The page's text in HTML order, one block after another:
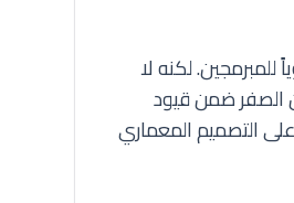
لكنه لا
الصفر ضمن قيود
التصميم المعماري